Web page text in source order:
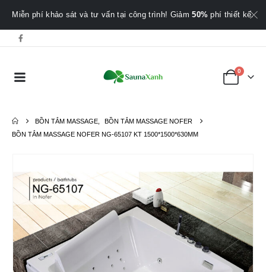
Miễn phí khảo sát và tư vấn tại công trình! Giảm50% phí thiết kế.
0
BỒN TẮM MASSAGE
BỒN TẮM MASSAGE NOFER
BỒN TẮM MASSAGE NOFER NG-65107 KT 1500*1500*630MM